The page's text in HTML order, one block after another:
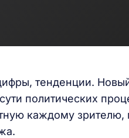
тенденции.
политических
каждому зрителю,